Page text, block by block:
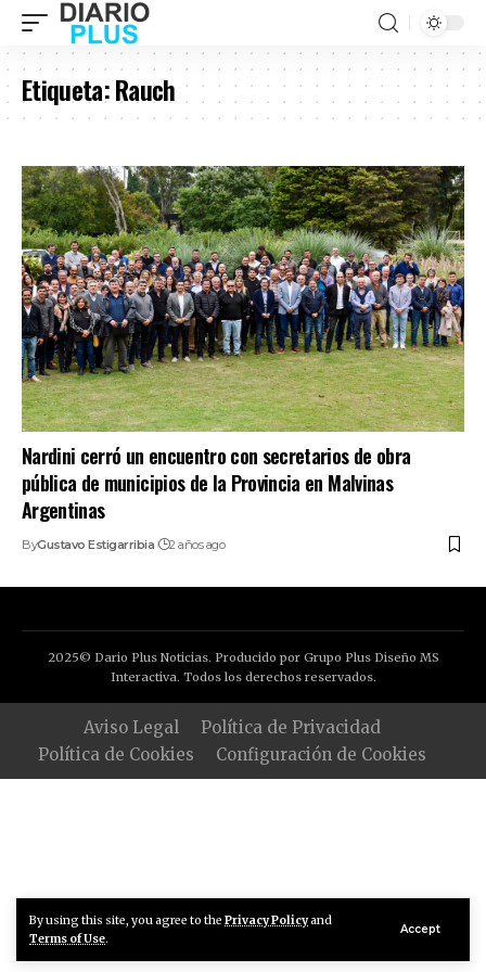
By using this site, you agree to the Privacy Policyand
Terms of Use.
Accept
Etiqueta:Rauch
Nardini cerró un encuentro con secretarios de obra
pública de municipios de la Provincia en Malvinas
Argentinas
ByGustavo Estigarribia 2 años ago
2025© Dario Plus Noticias. Producido por Grupo Plus Diseño MS
Interactiva. Todos los derechos reservados.
Aviso Legal
Política de Privacidad
Política de Cookies
Configuración de Cookies